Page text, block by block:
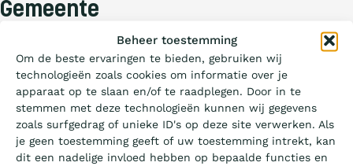
Beheer toestemming
Om de beste ervaringen te bieden, gebruiken wij
technologieën zoals cookies om informatie over je
apparaat op te slaan en/of te raadplegen. Door in te
stemmen met deze technologieën kunnen wij gegevens
zoals surfgedrag of unieke ID's op deze site verwerken. Als
je geen toestemming geeft of uw toestemming intrekt, kan
dit een nadelige invloed hebben op bepaalde functies en
Gemeente
Opdrachtgever
Gemeente
Texel
Project
Wat is de Ladder?
Certificeren
Aanbesteden